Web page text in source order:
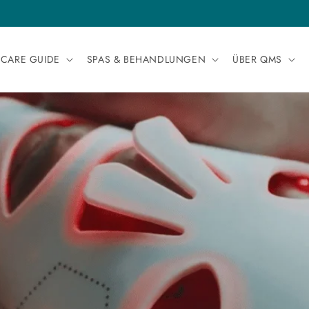
GUIDE SPAS & BEHANDLUNGEN ÜBER QMS